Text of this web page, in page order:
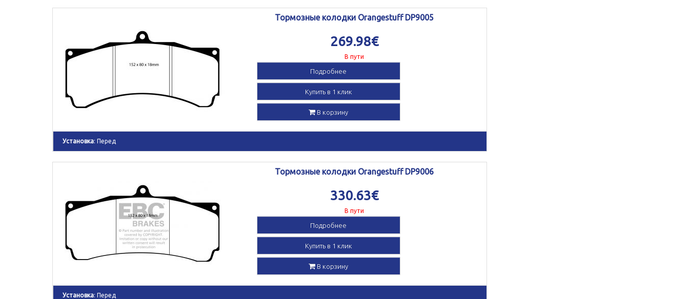
Тормозные колодки Orangestuff DP9005
269.98€
В пути
Подробнее
Купить в 1 клик
В корзину
Установка: Перед
Тормозные колодки Orangestuff DP9006
330.63€
В пути
Подробнее
Купить в 1 клик
В корзину
Установка: Перед